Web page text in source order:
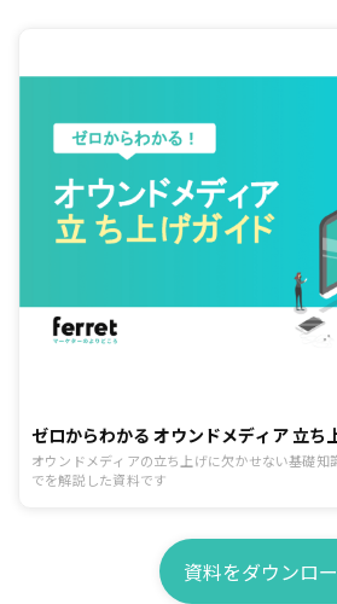
ゼロからわかる オウンドメディア 立ち
オウンドメディアの立ち上げに欠かせない基礎知
でを解説した資料です
資料をダウンロ